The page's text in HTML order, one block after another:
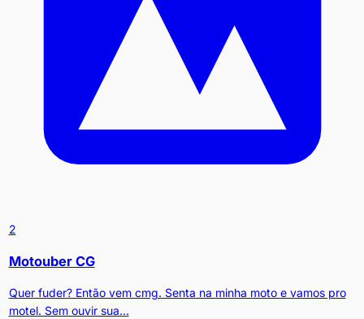
2
Motouber CG
Quer fuder? Então vem cmg. Senta na minha moto e vamos pro
motel. Sem ouvir sua...